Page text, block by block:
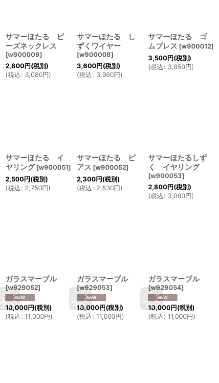
サマーほたる ビ
ーズネックレス
[w900009]
2,800円(税別)
(税込: 3,080円)
サマーほたる し
ずくワイヤー
[w900008]
3,600円(税別)
(税込: 3,960円)
サマーほたる ゴ
ムブレス [w900012]
3,500円(税別)
(税込: 3,850円)
サマーほたる イ
ヤリング [w900051]
2,500円(税別)
(税込: 2,750円)
サマーほたる ピ
アス [w900052]
2,300円(税別)
(税込: 2,530円)
サマーほたるしず
く イヤリング
[w900053]
2,800円(税別)
(税込: 3,080円)
ガラスマーブル
[w929052]
10,000円(税別)
(税込: 11,000円)
ガラスマーブル
[w929053]
10,000円(税別)
(税込: 11,000円)
ガラスマーブル
[w929054]
10,000円(税別)
(税込: 11,000円)